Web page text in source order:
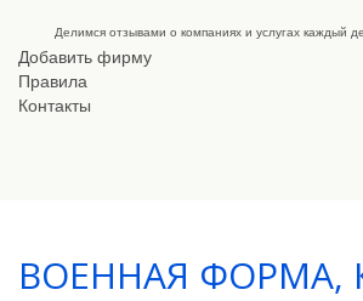
Делимся отзывами о компаниях и услугах каждый
Добавить фирму
Правила
Контакты
ВОЕННАЯ ФОРМА,